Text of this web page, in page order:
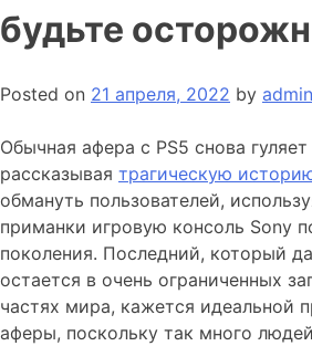
будьте
Posted on 21 апреля, 2022 by admin
Обычная афера с PS5 снова
рассказывая трагическую
обмануть пользователей,
приманки игровую консоль Sony
поколения. Последний, который
остается в очень ограниченных
частях мира, кажется идеальной
аферы, поскольку так много